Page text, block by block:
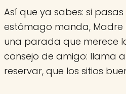
Así que ya sabes: si
estómago manda, Madre
una parada que merece
consejo de amigo: llama
reservar, que los sitios